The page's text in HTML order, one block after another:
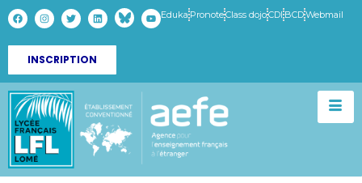
Eduka PronoteClass dojoCDI BCDWebmail
INSCRIPTION